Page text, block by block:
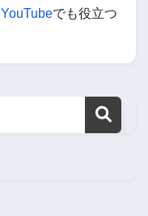
YouTubeでも役立つ